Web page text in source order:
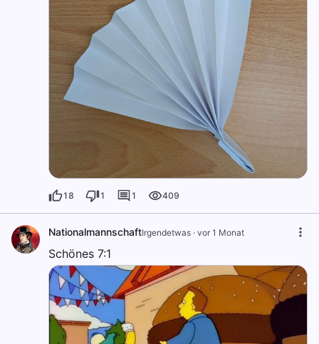
18 1 1 409
NationalmannschaftIrgendetwas · vor 1 Monat
Schönes 7:1